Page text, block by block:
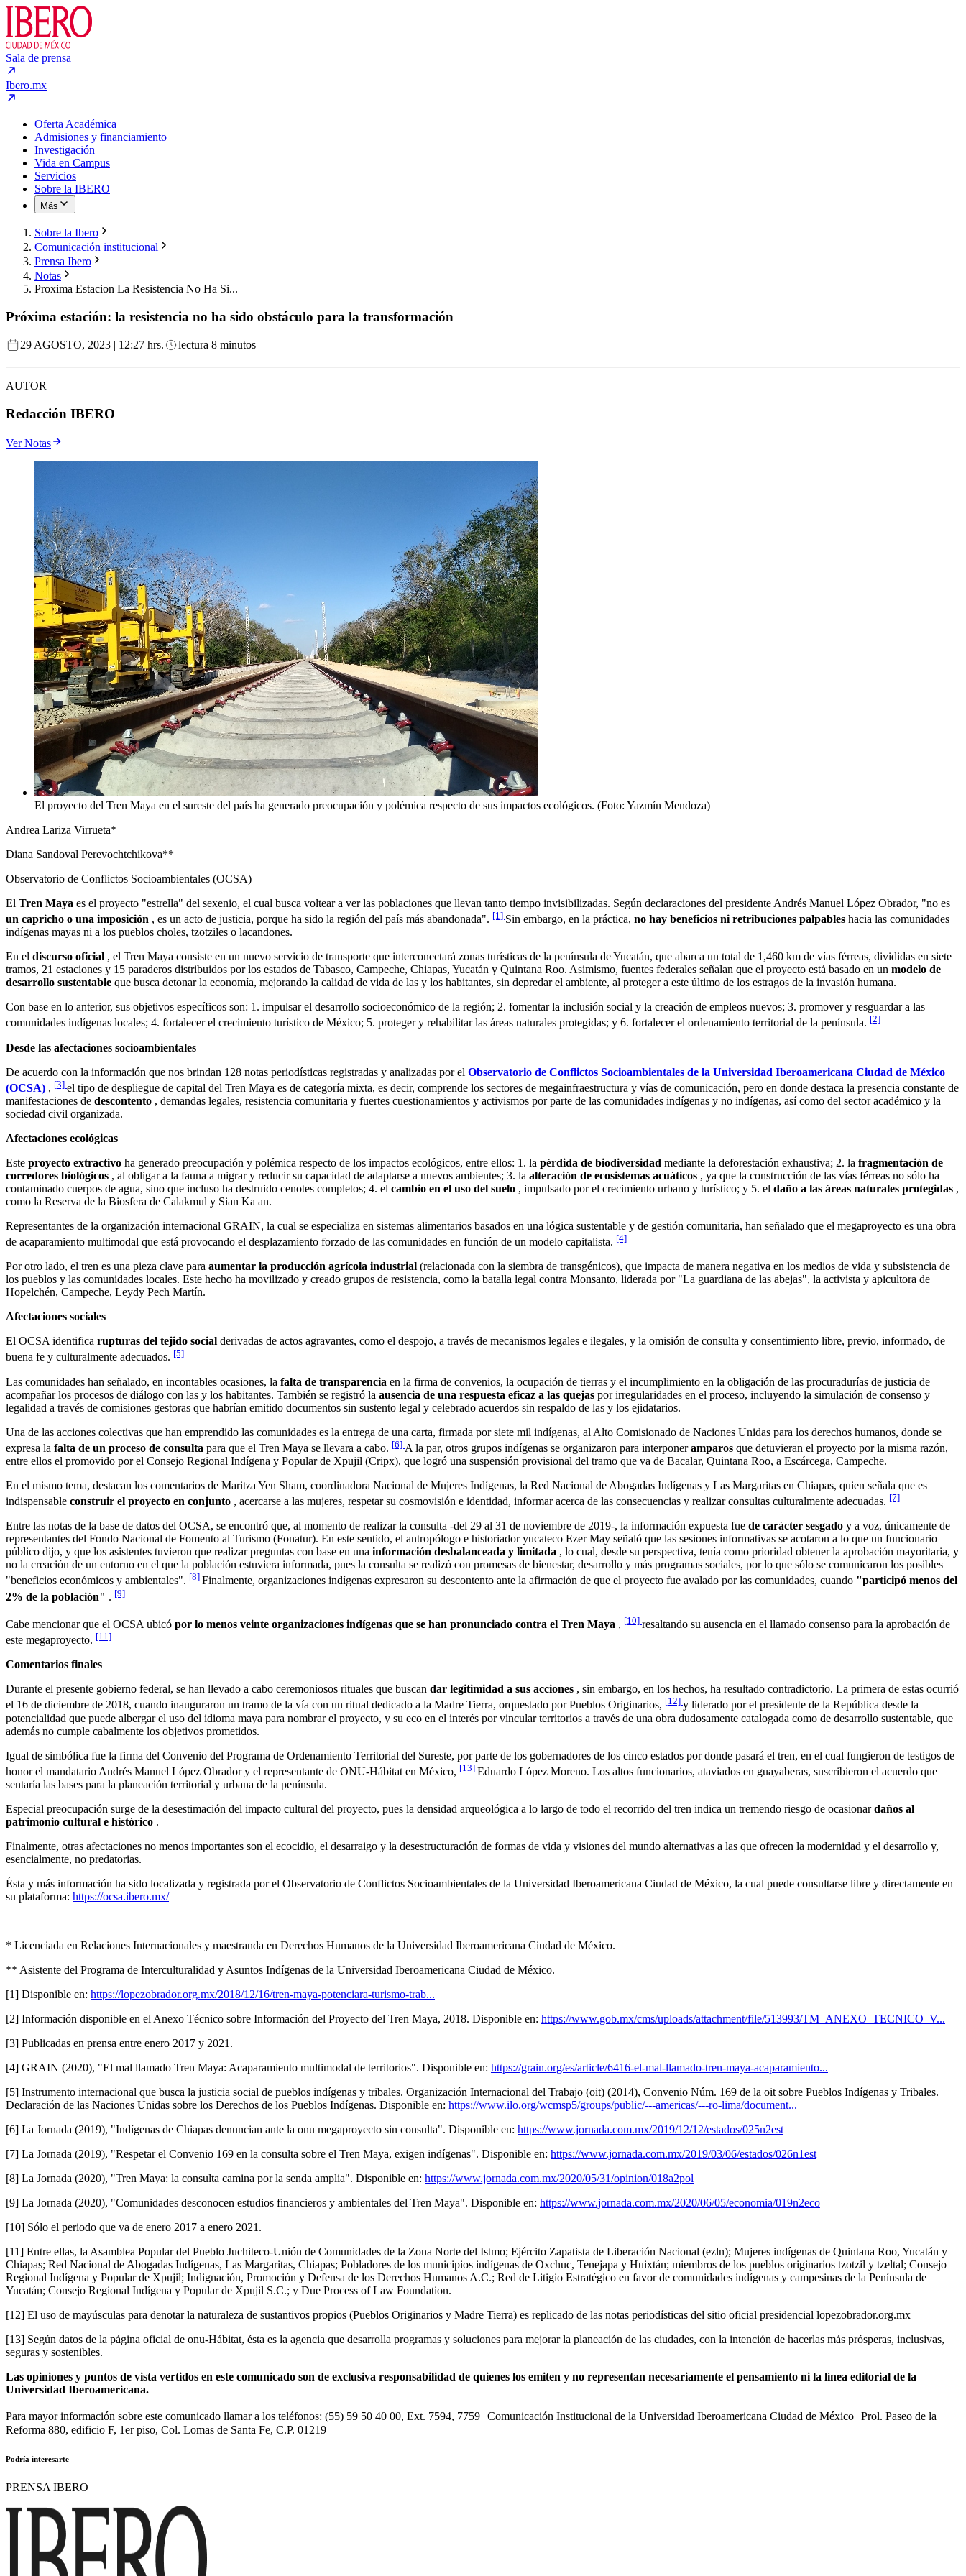
Sala de prensa
Ibero.mx
Oferta Académica
Admisiones y financiamiento
Investigación
Vida en Campus
Servicios
Sobre la IBERO
Más
Sobre la Ibero
Comunicación institucional
Prensa Ibero
Notas
Proxima Estacion La Resistencia No Ha Si...
Próxima estación: la resistencia no ha sido obstáculo para la transformación
29 AGOSTO, 2023 | 12:27 hrs. lectura 8 minutos
AUTOR
Redacción IBERO
Ver Notas
El proyecto del Tren Maya en el sureste del país ha generado preocupación y polémica respecto de sus impactos ecológicos. (Foto: Yazmín Mendoza)
Andrea Lariza Virrueta*
Diana Sandoval Perevochtchikova**
Observatorio de Conflictos Socioambientales (OCSA)
El Tren Maya es el proyecto "estrella" del sexenio, el cual busca voltear a ver las poblaciones que llevan tanto tiempo invisibilizadas. Según declaraciones del presidente Andrés Manuel López Obrador, "no es
un capricho o una imposición , es un acto de justicia, porque ha sido la región del país más abandonada". [1] Sin embargo, en la práctica, no hay beneficios ni retribuciones palpables hacia las comunidades
indígenas mayas ni a los pueblos choles, tzotziles o lacandones.
En el discurso oficial , el Tren Maya consiste en un nuevo servicio de transporte que interconectará zonas turísticas de la península de Yucatán, que abarca un total de 1,460 km de vías férreas, divididas en siete
tramos, 21 estaciones y 15 paraderos distribuidos por los estados de Tabasco, Campeche, Chiapas, Yucatán y Quintana Roo. Asimismo, fuentes federales señalan que el proyecto está basado en un modelo de
desarrollo sustentable que busca detonar la economía, mejorando la calidad de vida de las y los habitantes, sin depredar el ambiente, al proteger a este último de los estragos de la invasión humana.
Con base en lo anterior, sus objetivos específicos son: 1. impulsar el desarrollo socioeconómico de la región; 2. fomentar la inclusión social y la creación de empleos nuevos; 3. promover y resguardar a las
comunidades indígenas locales; 4. fortalecer el crecimiento turístico de México; 5. proteger y rehabilitar las áreas naturales protegidas; y 6. fortalecer el ordenamiento territorial de la península. [2]
Desde las afectaciones socioambientales
De acuerdo con la información que nos brindan 128 notas periodísticas registradas y analizadas por el Observatorio de Conflictos Socioambientales de la Universidad Iberoamericana Ciudad de México
(OCSA) , [3] el tipo de despliegue de capital del Tren Maya es de categoría mixta, es decir, comprende los sectores de megainfraestructura y vías de comunicación, pero en donde destaca la presencia constante de
manifestaciones de descontento , demandas legales, resistencia comunitaria y fuertes cuestionamientos y activismos por parte de las comunidades indígenas y no indígenas, así como del sector académico y la
sociedad civil organizada.
Afectaciones ecológicas
Este proyecto extractivo ha generado preocupación y polémica respecto de los impactos ecológicos, entre ellos: 1. la pérdida de biodiversidad mediante la deforestación exhaustiva; 2. la fragmentación de
corredores biológicos , al obligar a la fauna a migrar y reducir su capacidad de adaptarse a nuevos ambientes; 3. la alteración de ecosistemas acuáticos , ya que la construcción de las vías férreas no sólo ha
contaminado cuerpos de agua, sino que incluso ha destruido cenotes completos; 4. el cambio en el uso del suelo , impulsado por el crecimiento urbano y turístico; y 5. el daño a las áreas naturales protegidas ,
como la Reserva de la Biosfera de Calakmul y Sian Ka an.
Representantes de la organización internacional GRAIN, la cual se especializa en sistemas alimentarios basados en una lógica sustentable y de gestión comunitaria, han señalado que el megaproyecto es una obra
de acaparamiento multimodal que está provocando el desplazamiento forzado de las comunidades en función de un modelo capitalista. [4]
Por otro lado, el tren es una pieza clave para aumentar la producción agrícola industrial (relacionada con la siembra de transgénicos), que impacta de manera negativa en los medios de vida y subsistencia de
los pueblos y las comunidades locales. Este hecho ha movilizado y creado grupos de resistencia, como la batalla legal contra Monsanto, liderada por "La guardiana de las abejas", la activista y apicultora de
Hopelchén, Campeche, Leydy Pech Martín.
Afectaciones sociales
El OCSA identifica rupturas del tejido social derivadas de actos agravantes, como el despojo, a través de mecanismos legales e ilegales, y la omisión de consulta y consentimiento libre, previo, informado, de
buena fe y culturalmente adecuados. [5]
Las comunidades han señalado, en incontables ocasiones, la falta de transparencia en la firma de convenios, la ocupación de tierras y el incumplimiento en la obligación de las procuradurías de justicia de
acompañar los procesos de diálogo con las y los habitantes. También se registró la ausencia de una respuesta eficaz a las quejas por irregularidades en el proceso, incluyendo la simulación de consenso y
legalidad a través de comisiones gestoras que habrían emitido documentos sin sustento legal y celebrado acuerdos sin respaldo de las y los ejidatarios.
Una de las acciones colectivas que han emprendido las comunidades es la entrega de una carta, firmada por siete mil indígenas, al Alto Comisionado de Naciones Unidas para los derechos humanos, donde se
expresa la falta de un proceso de consulta para que el Tren Maya se llevara a cabo. [6] A la par, otros grupos indígenas se organizaron para interponeramparos que detuvieran el proyecto por la misma razón,
entre ellos el promovido por el Consejo Regional Indígena y Popular de Xpujil (Cripx), que logró una suspensión provisional del tramo que va de Bacalar, Quintana Roo, a Escárcega, Campeche.
En el mismo tema, destacan los comentarios de Maritza Yen Sham, coordinadora Nacional de Mujeres Indígenas, la Red Nacional de Abogadas Indígenas y Las Margaritas en Chiapas, quien señala que es
indispensable construir el proyecto en conjunto , acercarse a las mujeres, respetar su cosmovisión e identidad, informar acerca de las consecuencias y realizar consultas culturalmente adecuadas. [7]
Entre las notas de la base de datos del OCSA, se encontró que, al momento de realizar la consulta -del 29 al 31 de noviembre de 2019-, la información expuesta fue de carácter sesgado y a voz, únicamente de
representantes del Fondo Nacional de Fomento al Turismo (Fonatur). En este sentido, el antropólogo e historiador yucateco Ezer May señaló que las sesiones informativas se acotaron a lo que un funcionario
público dijo, y que los asistentes tuvieron que realizar preguntas con base en una información desbalanceada y limitada , lo cual, desde su perspectiva, tenía como prioridad obtener la aprobación mayoritaria, y
no la creación de un entorno en el que la población estuviera informada, pues la consulta se realizó con promesas de bienestar, desarrollo y más programas sociales, por lo que sólo se comunicaron los posibles
"beneficios económicos y ambientales". [8] Finalmente, organizaciones indígenas expresaron su descontento ante la afirmación de que el proyecto fue avalado por las comunidades, cuando "participó menos del
2% de la población" . [9]
Cabe mencionar que el OCSA ubicó por lo menos veinte organizaciones indígenas que se han pronunciado contra el Tren Maya , [10] resaltando su ausencia en el llamado consenso para la aprobación de
este megaproyecto. [11]
Comentarios finales
Durante el presente gobierno federal, se han llevado a cabo ceremoniosos rituales que buscan dar legitimidad a sus acciones , sin embargo, en los hechos, ha resultado contradictorio. La primera de estas ocurrió
el 16 de diciembre de 2018, cuando inauguraron un tramo de la vía con un ritual dedicado a la Madre Tierra, orquestado por Pueblos Originarios, [12] y liderado por el presidente de la República desde la
potencialidad que puede albergar el uso del idioma maya para nombrar el proyecto, y su eco en el interés por vincular territorios a través de una obra dudosamente catalogada como de desarrollo sustentable, que
además no cumple cabalmente los objetivos prometidos.
Igual de simbólica fue la firma del Convenio del Programa de Ordenamiento Territorial del Sureste, por parte de los gobernadores de los cinco estados por donde pasará el tren, en el cual fungieron de testigos de
honor el mandatario Andrés Manuel López Obrador y el representante de ONU-Hábitat en México, [13] Eduardo López Moreno. Los altos funcionarios, ataviados en guayaberas, suscribieron el acuerdo que
sentaría las bases para la planeación territorial y urbana de la península.
Especial preocupación surge de la desestimación del impacto cultural del proyecto, pues la densidad arqueológica a lo largo de todo el recorrido del tren indica un tremendo riesgo de ocasionardaños al
patrimonio cultural e histórico .
Finalmente, otras afectaciones no menos importantes son el ecocidio, el desarraigo y la desestructuración de formas de vida y visiones del mundo alternativas a las que ofrecen la modernidad y el desarrollo y,
esencialmente, no predatorias.
Ésta y más información ha sido localizada y registrada por el Observatorio de Conflictos Socioambientales de la Universidad Iberoamericana Ciudad de México, la cual puede consultarse libre y directamente en
su plataforma: https://ocsa.ibero.mx/
* Licenciada en Relaciones Internacionales y maestranda en Derechos Humanos de la Universidad Iberoamericana Ciudad de México.
** Asistente del Programa de Interculturalidad y Asuntos Indígenas de la Universidad Iberoamericana Ciudad de México.
[1] Disponible en: https://lopezobrador.org.mx/2018/12/16/tren-maya-potenciara-turismo-trab...
[2] Información disponible en el Anexo Técnico sobre Información del Proyecto del Tren Maya, 2018. Disponible en: https://www.gob.mx/cms/uploads/attachment/file/513993/TM_ANEXO_TECNICO_V...
[3] Publicadas en prensa entre enero 2017 y 2021.
[4] GRAIN (2020), "El mal llamado Tren Maya: Acaparamiento multimodal de territorios". Disponible en: https://grain.org/es/article/6416-el-mal-llamado-tren-maya-acaparamiento...
[5] Instrumento internacional que busca la justicia social de pueblos indígenas y tribales. Organización Internacional del Trabajo (oit) (2014), Convenio Núm. 169 de la oit sobre Pueblos Indígenas y Tribales.
Declaración de las Naciones Unidas sobre los Derechos de los Pueblos Indígenas. Disponible en: https://www.ilo.org/wcmsp5/groups/public/---americas/---ro-lima/document...
[6] La Jornada (2019), "Indígenas de Chiapas denuncian ante la onu megaproyecto sin consulta". Disponible en: https://www.jornada.com.mx/2019/12/12/estados/025n2est
[7] La Jornada (2019), "Respetar el Convenio 169 en la consulta sobre el Tren Maya, exigen indígenas". Disponible en: https://www.jornada.com.mx/2019/03/06/estados/026n1est
[8] La Jornada (2020), "Tren Maya: la consulta camina por la senda amplia". Disponible en: https://www.jornada.com.mx/2020/05/31/opinion/018a2pol
[9] La Jornada (2020), "Comunidades desconocen estudios financieros y ambientales del Tren Maya". Disponible en: https://www.jornada.com.mx/2020/06/05/economia/019n2eco
[10] Sólo el periodo que va de enero 2017 a enero 2021.
[11] Entre ellas, la Asamblea Popular del Pueblo Juchiteco-Unión de Comunidades de la Zona Norte del Istmo; Ejército Zapatista de Liberación Nacional (ezln); Mujeres indígenas de Quintana Roo, Yucatán y
Chiapas; Red Nacional de Abogadas Indígenas, Las Margaritas, Chiapas; Pobladores de los municipios indígenas de Oxchuc, Tenejapa y Huixtán; miembros de los pueblos originarios tzotzil y tzeltal; Consejo
Regional Indígena y Popular de Xpujil; Indignación, Promoción y Defensa de los Derechos Humanos A.C.; Red de Litigio Estratégico en favor de comunidades indígenas y campesinas de la Península de
Yucatán; Consejo Regional Indígena y Popular de Xpujil S.C.; y Due Process of Law Foundation.
[12] El uso de mayúsculas para denotar la naturaleza de sustantivos propios (Pueblos Originarios y Madre Tierra) es replicado de las notas periodísticas del sitio oficial presidencial lopezobrador.org.mx
[13] Según datos de la página oficial de onu-Hábitat, ésta es la agencia que desarrolla programas y soluciones para mejorar la planeación de las ciudades, con la intención de hacerlas más prósperas, inclusivas,
seguras y sostenibles.
Las opiniones y puntos de vista vertidos en este comunicado son de exclusiva responsabilidad de quienes los emiten y no representan necesariamente el pensamiento ni la línea editorial de la
Universidad Iberoamericana.
Para mayor información sobre este comunicado llamar a los teléfonos: (55) 59 50 40 00, Ext. 7594, 7759 Comunicación Institucional de la Universidad Iberoamericana Ciudad de México Prol. Paseo de la
Reforma 880, edificio F, 1er piso, Col. Lomas de Santa Fe, C.P. 01219
Podría interesarte
PRENSA IBERO